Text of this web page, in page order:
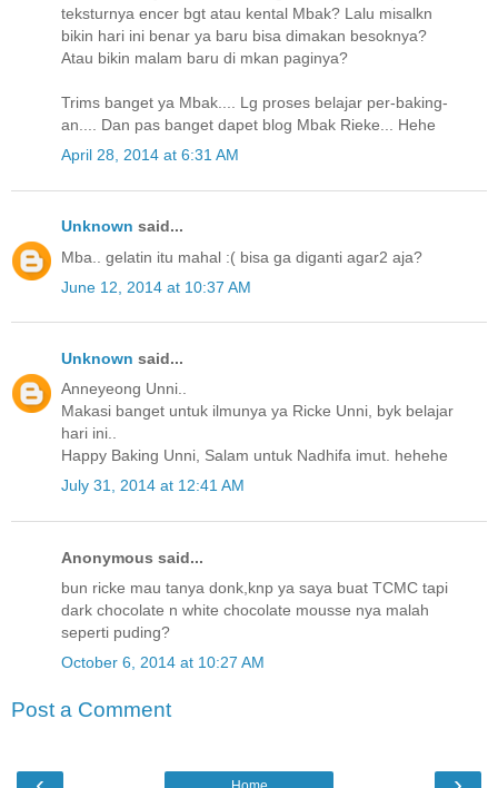
teksturnya encer bgt atau kental Mbak? Lalu misalkn
bikin hari ini benar ya baru bisa dimakan besoknya?
Atau bikin malam baru di mkan paginya?
Trims banget ya Mbak.... Lg proses belajar per-baking-
an.... Dan pas banget dapet blog Mbak Rieke... Hehe
April 28, 2014 at 6:31 AM
Unknown said...
Mba.. gelatin itu mahal :( bisa ga diganti agar2 aja?
June 12, 2014 at 10:37 AM
Unknown said...
Anneyeong Unni..
Makasi banget untuk ilmunya ya Ricke Unni, byk belajar
hari ini..
Happy Baking Unni, Salam untuk Nadhifa imut. hehehe
July 31, 2014 at 12:41 AM
Anonymous said...
bun ricke mau tanya donk,knp ya saya buat TCMC tapi
dark chocolate n white chocolate mousse nya malah
seperti puding?
October 6, 2014 at 10:27 AM
Post a Comment